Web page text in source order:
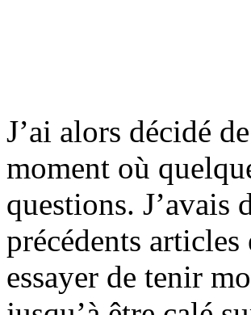
J’ai alors décidé
moment où
questions. J’avais
précédents
essayer de tenir